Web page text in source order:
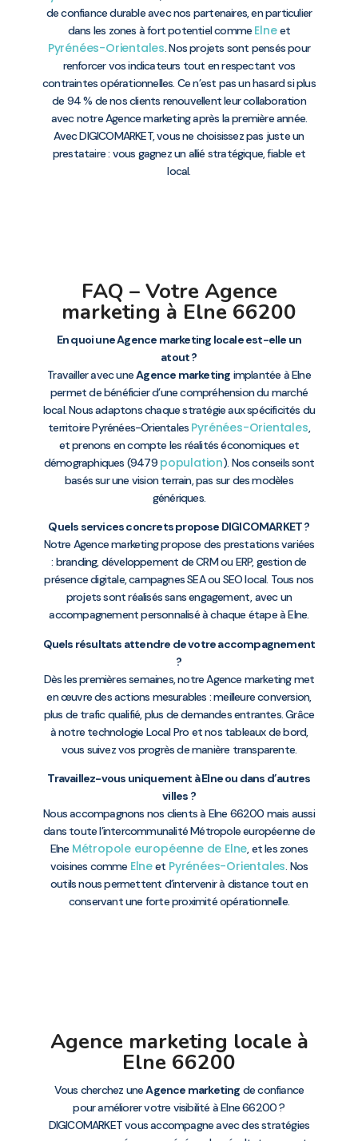
de confiance durable avec nos partenaires, en particulier
dans les zones à fort potentiel comme Elneet
Pyrénées-Orientales. Nos projets sont pensés pour
renforcer vos indicateurs tout en respectant vos
contraintes opérationnelles. Ce n’est pas un hasard si plus
de 94 % de nos clients renouvellent leur collaboration
avec notre Agence marketing après la première année.
Avec DIGICOMARKET, vous ne choisissez pas juste un
prestataire : vous gagnez un allié stratégique, fiable et
local.
FAQ – Votre Agence
marketing à Elne 66200
En quoi une Agence marketing locale est-elle un
atout ?
Travailler avec uneAgence marketing implantée à Elne
permet de bénéficier d’une compréhension du marché
local. Nous adaptons chaque stratégie aux spécificités du
territoire Pyrénées-Orientales Pyrénées-Orientales,
et prenons en compte les réalités économiques et
démographiques (9479 population). Nos conseils sont
basés sur une vision terrain, pas sur des modèles
génériques.
Quels services concrets propose DIGICOMARKET ?
Notre Agence marketing propose des prestations variées
: branding, développement de CRM ou ERP, gestion de
présence digitale, campagnes SEA ou SEO local. Tous nos
projets sont réalisés sans engagement, avec un
accompagnement personnalisé à chaque étape à Elne.
Quels résultats attendre de votre accompagnement
?
Dès les premières semaines, notre Agence marketing met
en œuvre des actions mesurables : meilleure conversion,
plus de trafic qualifié, plus de demandes entrantes. Grâce
à notre technologie Local Pro et nos tableaux de bord,
vous suivez vos progrès de manière transparente.
Travaillez-vous uniquement à Elne ou dans d’autres
villes ?
Nous accompagnons nos clients à Elne 66200 mais aussi
dans toute l’intercommunalité Métropole européenne de
Elne Métropole européenne de Elne, et les zones
voisines comme Elneet Pyrénées-Orientales. Nos
outils nous permettent d’intervenir à distance tout en
conservant une forte proximité opérationnelle.
Agence marketing locale à
Elne 66200
Vous cherchez uneAgence marketing de confiance
pour améliorer votre visibilité à Elne 66200 ?
DIGICOMARKET vous accompagne avec des stratégies